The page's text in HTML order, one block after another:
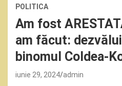
POLITICA
Am fost
am făcut:
binomul Coldea-
iunie 29, 2024 admin